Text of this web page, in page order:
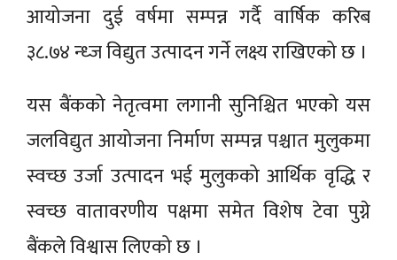
आयोजना दुई वर्षमा सम्पन्न गर्दै वार्षिक करिब
३८.७४ न्ध्ज विद्युत उत्पादन गर्ने लक्ष्य राखिएको छ ।
यस बैंकको नेतृत्वमा लगानी सुनिश्चित भएको यस
जलविद्युत आयोजना निर्माण सम्पन्न पश्चात मुलुकमा
स्वच्छ उर्जा उत्पादन भई मुलुकको आर्थिक वृद्धि र
स्वच्छ वातावरणीय पक्षमा समेत विशेष टेवा पुग्ने
बैंकले विश्वास लिएको छ ।